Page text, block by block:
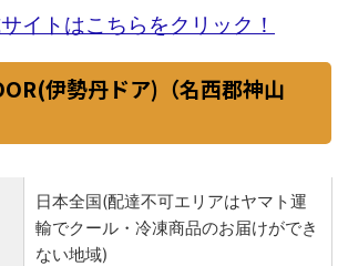
イトはこちらをクリック！
伊勢丹ドア)（名西郡神山
日本全国(配達不可エリアはヤマト運
輸でクール・冷凍商品のお届けができ
ない地域)